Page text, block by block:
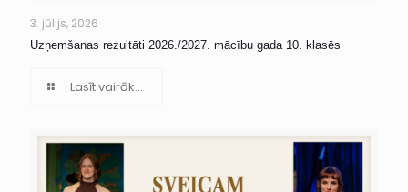
3. jūlijs, 2026
Uzņemšanas rezultāti 2026./2027. mācību gada 10. klasēs
Lasīt vairāk...